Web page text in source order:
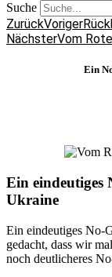
Suche
ZurückVoriger
NächsterVom
Ein
Ein eindeutiges
Ukraine
Ein eindeutiges No-
gedacht, dass wir
noch deutlicheres